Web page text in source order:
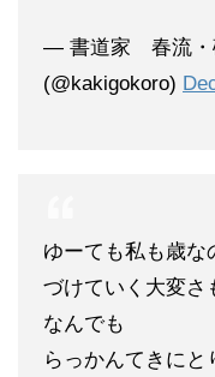
— 書道家 春流・
(@kakigokoro)
ゆーても私も歳な
づけていく大変さ
なんでも
らっかんてきにと